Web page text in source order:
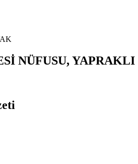
NÜFUSU, YAPRAKLI